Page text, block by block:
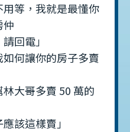
等，我就是最懂你
仲
回電」
何讓你的房子多賣
大哥多賣 50 萬的
該這樣賣」